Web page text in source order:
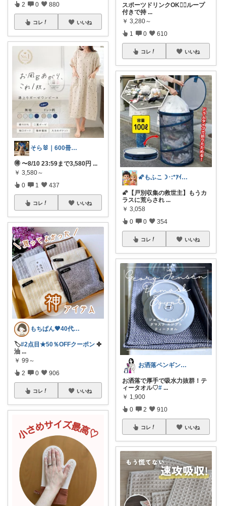
2 0 880
コレ いいね
そら🐰｜600冊読んだ絵本好きママ
🉐 〜8/10 23:59まで3,580円 ...
￥ 3,580～
0 1 437
コレ いいね
もちぱん🤎40代主婦のくらしメモ
🏷️#2点目★50％OFFクーポン ✤
油 ...
￥ 99～
2 0 906
コレ いいね
スポーツドリンクOK🙆‍♀️ループ
付きで持 ...
￥ 3,280～
1 0 610
コレ いいね
🌠もふこ☽･:*ｱｲｺﾝ変更しました♪
🌠【戸別収集の救世主】もうカ
ラスに荒らされ ...
￥ 3,058
0 0 354
コレ いいね
お洒落ペンギン🐧暮らし×ときめき
お洒落で厚手で吸水力抜群！テ
ィータオル♡# ...
￥ 1,900
0 2 910
コレ いいね